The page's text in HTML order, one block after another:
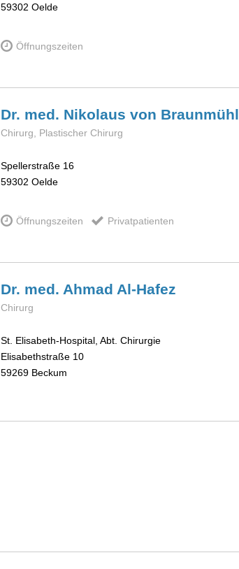
59302 Oelde
Öffnungszeiten
Dr. med. Nikolaus von Braunmühl
Chirurg, Plastischer Chirurg
Spellerstraße 16
59302 Oelde
Öffnungszeiten Privatpatienten
Dr. med. Ahmad Al-Hafez
Chirurg
St. Elisabeth-Hospital, Abt. Chirurgie
Elisabethstraße 10
59269 Beckum